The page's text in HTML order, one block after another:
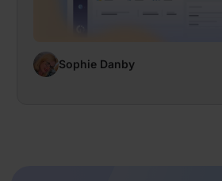
Sophie Danby